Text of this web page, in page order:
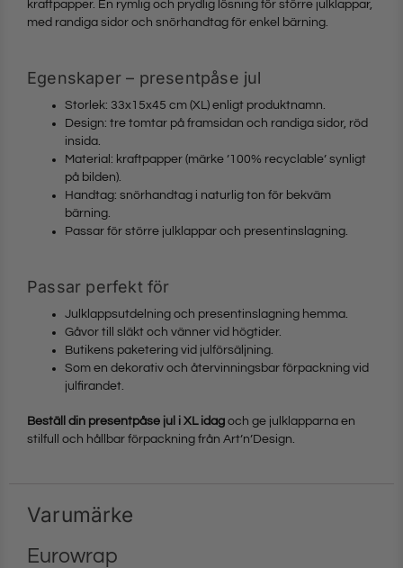
kraftpapper. En rymlig och prydlig lösning för större julklappar,
med randiga sidor och snörhandtag för enkel bärning.
Egenskaper – presentpåse jul
Storlek: 33x15x45 cm (XL) enligt produktnamn.
Design: tre tomtar på framsidan och randiga sidor, röd
insida.
Material: kraftpapper (märke ’100% recyclable’ synligt
på bilden).
Handtag: snörhandtag i naturlig ton för bekväm
bärning.
Passar för större julklappar och presentinslagning.
Passar perfekt för
Julklappsutdelning och presentinslagning hemma.
Gåvor till släkt och vänner vid högtider.
Butikens paketering vid julförsäljning.
Som en dekorativ och återvinningsbar förpackning vid
julfirandet.
Beställ din presentpåse jul i XL idag och ge julklapparna en
stilfull och hållbar förpackning från Art’n’Design.
Varumärke
Eurowrap